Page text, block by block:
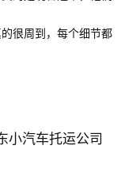
很周到，每个细节都
小汽车托运公司